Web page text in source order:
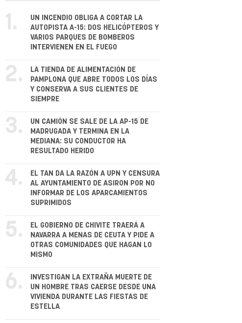
1.
UN INCENDIO OBLIGA A CORTAR LA
AUTOPISTA A-15: DOS HELICÓPTEROS Y
VARIOS PARQUES DE BOMBEROS
INTERVIENEN EN EL FUEGO
2.
LA TIENDA DE ALIMENTACIÓN DE
PAMPLONA QUE ABRE TODOS LOS DÍAS
Y CONSERVA A SUS CLIENTES DE
SIEMPRE
3.
UN CAMIÓN SE SALE DE LA AP-15 DE
MADRUGADA Y TERMINA EN LA
MEDIANA: SU CONDUCTOR HA
RESULTADO HERIDO
4.
EL TAN DA LA RAZÓN A UPN Y CENSURA
AL AYUNTAMIENTO DE ASIRON POR NO
INFORMAR DE LOS APARCAMIENTOS
SUPRIMIDOS
5.
EL GOBIERNO DE CHIVITE TRAERÁ A
NAVARRA A MENAS DE CEUTA Y PIDE A
OTRAS COMUNIDADES QUE HAGAN LO
MISMO
6.
INVESTIGAN LA EXTRAÑA MUERTE DE
UN HOMBRE TRAS CAERSE DESDE UNA
VIVIENDA DURANTE LAS FIESTAS DE
ESTELLA